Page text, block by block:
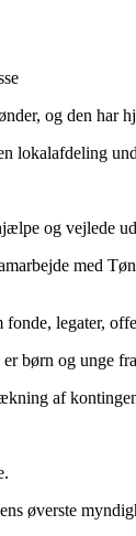
og den har
lokalafdeling
og vejlede
med
legater,
børn og unge
af
øverste